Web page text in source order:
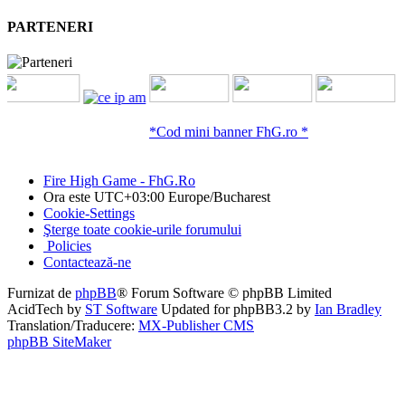
PARTENERI
*Cod mini banner FhG.ro *
Fire High Game - FhG.Ro
Ora este UTC+03:00 Europe/Bucharest
Cookie-Settings
Şterge toate cookie-urile forumului
Policies
Contactează-ne
Furnizat de phpBB® Forum Software © phpBB Limited
AcidTech by ST Software Updated for phpBB3.2 by Ian Bradley
Translation/Traducere: MX-Publisher CMS
phpBB SiteMaker